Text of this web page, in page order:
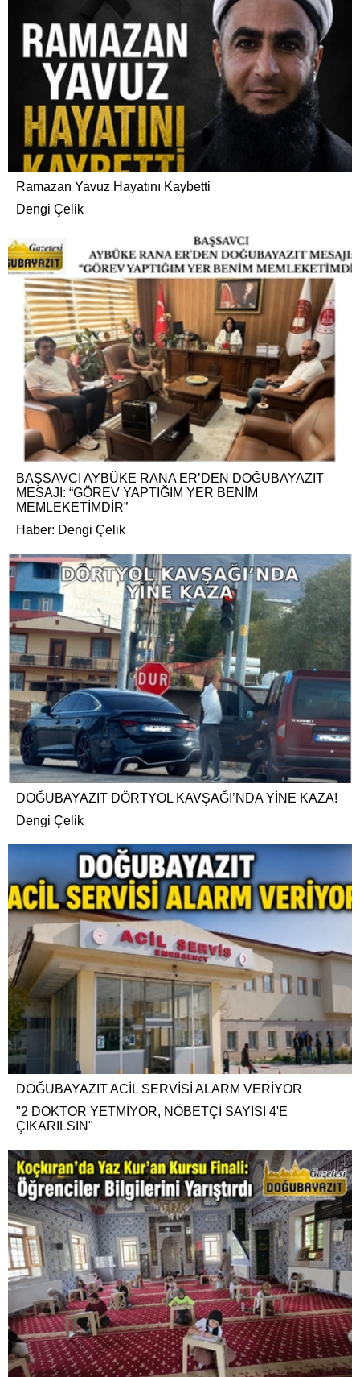
Ramazan Yavuz Hayatını Kaybetti
Dengi Çelik
BAŞSAVCI AYBÜKE RANA ER’DEN DOĞUBAYAZIT
MESAJI: “GÖREV YAPTIĞIM YER BENİM
MEMLEKETİMDİR”
Haber: Dengi Çelik
DOĞUBAYAZIT DÖRTYOL KAVŞAĞI’NDA YİNE KAZA!
Dengi Çelik
DOĞUBAYAZIT ACİL SERVİSİ ALARM VERİYOR
"2 DOKTOR YETMİYOR, NÖBETÇİ SAYISI 4'E
ÇIKARILSIN"